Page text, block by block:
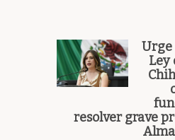
Ley
resolver grave
Alma